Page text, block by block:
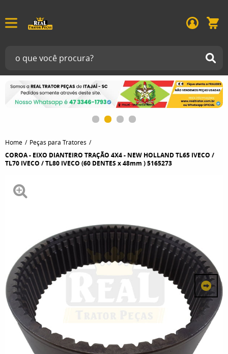
Home Peças para Tratores
COROA - EIXO DIANTEIRO TRAÇÃO 4X4 - NEW HOLLAND TL65 IVECO /
TL70 IVECO / TL80 IVECO (60 DENTES x 48mm ) 5165273